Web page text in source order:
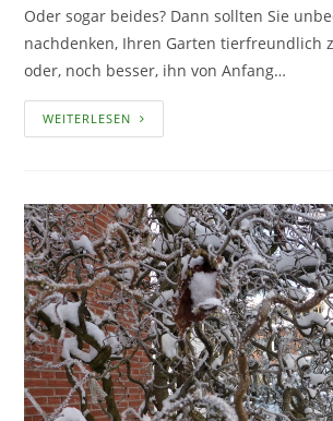
Oder sogar beides? Dann sollten Sie
nachdenken, Ihren Garten tierfreundlich
oder, noch besser, ihn von Anfang…
WEITERLESEN EINEN
TIERFREUNDLICHEN